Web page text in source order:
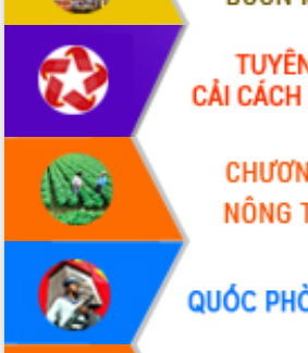
Tăng cường giám sát, đôn đốc thực
hiện nhiệm vụ quản lý tài sản công
hàng tuần
Tháo gỡ những vướng mắc, đẩy mạnh
công tác cải cách thủ tục hành chính
tại Trung tâm Phục vụ hành chính
công tỉnh
Đắk Lắk: Tôn vinh 46 giải pháp tại Hội
thi Sáng tạo Kỹ thuật 2024 - 2025
Đắk Lắk rà soát, điều chỉnh Đề án 190
về phát triển nuôi trồng thủy sản
Phó Chủ tịch UBND tỉnh Đắk Lắk
Trương Công Thái kiểm tra thực địa
Dự án cao tốc Khánh Hòa - Buôn Ma
Thuột